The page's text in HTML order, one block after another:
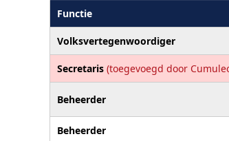
Functie
Volksvertegenwoordiger
Secretaris (toegevoegd door
Beheerder
Beheerder